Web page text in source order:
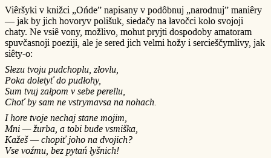
Viêršyki v knižci „Ońde” napisany v podôbnuj „narodnuj” maniêry
— jak by jich hovoryv polišuk, siedačy na łavočci koło svojoji
chaty. Ne vsiê vony, možlivo, mohut pryjti dospodoby amatoram
spuvčasnoji poeziji, ale je sered jich velmi hožy i sercieščymlivy, jak
siêty-o:
Słezu tvoju pudchoplu, złovlu,
Poka doletyť do pudłohy,
Sum tvuj załpom v sebe perellu,
Choť by sam ne vstrymavsa na nohach.
I hore tvoje nechaj stane mojim,
Mni — žurba, a tobi bude vsmiška,
Kažeš — chopiť joho na dvojich?
Vse voźmu, bez pytań łyšnich!